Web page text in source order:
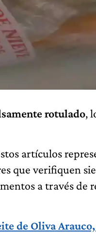
rotulado,
artículos
que verifiquen
a través de
de Oliva